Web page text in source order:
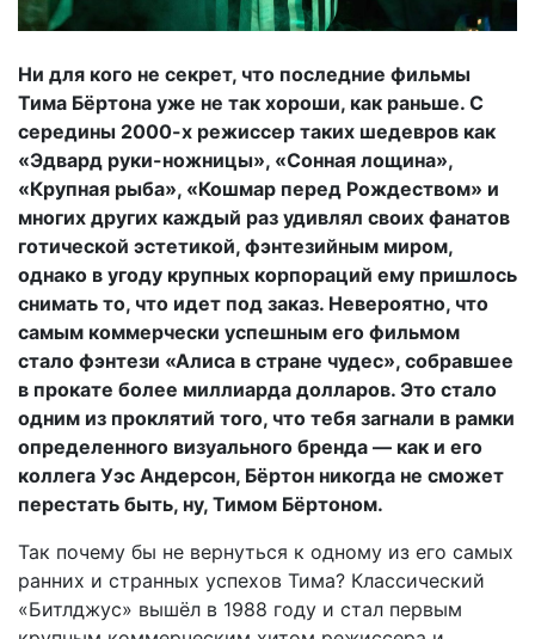
Ни для кого не секрет, что последние фильмы
Тима Бёртона уже не так хороши, как раньше. С
середины 2000-х режиссер таких шедевров как
«Эдвард руки-ножницы», «Сонная лощина»,
«Крупная рыба», «Кошмар перед Рождеством» и
многих других каждый раз удивлял своих фанатов
готической эстетикой, фэнтезийным миром,
однако в угоду крупных корпораций ему пришлось
снимать то, что идет под заказ. Невероятно, что
самым коммерчески успешным его фильмом
стало фэнтези «Алиса в стране чудес», собравшее
в прокате более миллиарда долларов. Это стало
одним из проклятий того, что тебя загнали в рамки
определенного визуального бренда — как и его
коллега Уэс Андерсон, Бёртон никогда не сможет
перестать быть, ну, Тимом Бёртоном.
Так почему бы не вернуться к одному из его самых
ранних и странных успехов Тима? Классический
«Битлджус» вышёл в 1988 году и стал первым